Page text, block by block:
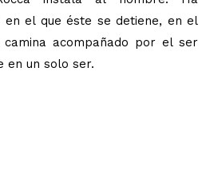
el que éste se detiene, en el
acompañado por el ser
en un solo ser.